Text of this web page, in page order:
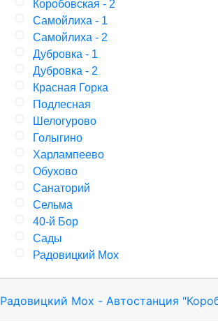
Коробовская - 2
Самойлиха - 1
Самойлиха - 2
Дубровка - 1
Дубровка - 2
Красная Горка
Подлесная
Шелогурово
Голыгино
Харлампеево
Обухово
Санаторий
Сельма
40-й Бор
Сады
Радовицкий Мох
Радовицкий Мох - Автостанция